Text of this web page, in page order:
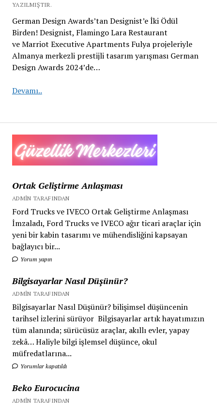
Ortak Geliştirme Anlaşması
ADMIN TARAFINDAN
Ford Trucks ve IVECO Ortak Geliştirme Anlaşması
İmzaladı, Ford Trucks ve IVECO ağır ticari araçlar için
yeni bir kabin tasarımı ve mühendisliğini kapsayan
bağlayıcı bir...
Yorum yapın
Bilgisayarlar Nasıl Düşünür?
ADMIN TARAFINDAN
Bilgisayarlar Nasıl Düşünür? bilişimsel düşüncenin
tarihsel izlerini sürüyor Bilgisayarlar artık hayatımızın
tüm alanında; sürücüsüz araçlar, akıllı evler, yapay
zekâ… Haliyle bilgi işlemsel düşünce, okul
müfredatlarına...
Yorumlar kapatıldı
Beko Eurocucina
ADMIN TARAFINDAN
YAZILMIŞTIR.
German Design Awards’tan Designist’e İki Ödül
Birden! Designist, Flamingo Lara Restaurant
ve Marriot Executive Apartments Fulya projeleriyle
Almanya merkezli prestijli tasarım yarışması German
Design Awards 2024’de…
Devamı..German
Designist’e
İki
Ödül
Birden!